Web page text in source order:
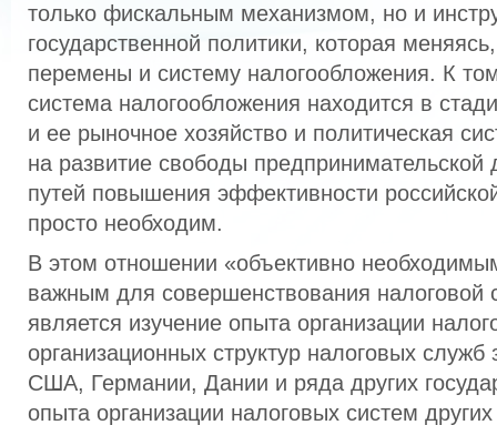
только фискальным механизмом, но и
государственной политики, которая
перемены и систему налогообложения. К
система налогообложения находится в
и ее рыночное хозяйство и политическая
на развитие свободы предпринимательской
путей повышения эффективности
просто необходим.
В этом отношении «объективно
важным для совершенствования налоговой
является изучение опыта организации
организационных структур налоговых
США, Германии, Дании и ряда других
опыта организации налоговых систем других